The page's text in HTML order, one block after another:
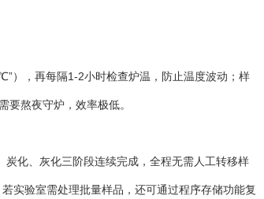
），再每隔1-2小时检查炉温，防止温度波动；样
要熬夜守炉，效率极低。
化、灰化三阶段连续完成，全程无需人工转移样
实验室需处理批量样品，还可通过程序存储功能复